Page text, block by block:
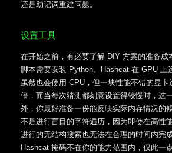
还是助记词重建问题。
设置工具
在开始之前，有必要了解 DIY 方案的准备成
脚本需要安装 Python。Hashcat 在 GPU
虽然也会使用 CPU，但一块性能不错的显卡
倍，而当每次猜测都刻意设置得较慢时，这
外，你最好准备一份能反映实际内存情况的
不是进行盲目的字符遍历，因为即使在高性
进行的无结构搜索也无法在合理的时间内完
Hashcat 掩码不在你的能力范围内，仅此一